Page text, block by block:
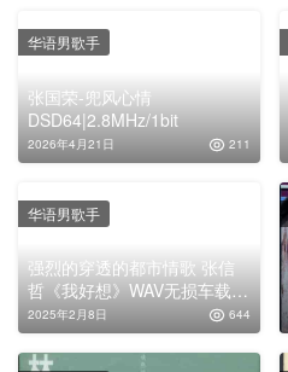
张国荣-兜风心情
DSD64|2.8MHz/1bit
2026年4月21日 211
华语男歌手
强烈的穿透的都市情歌 张信
哲《我好想》WAV无损车载音
乐专辑下载
2025年2月8日 644
华语男歌手